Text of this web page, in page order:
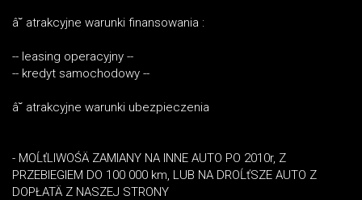
â˘ atrakcyjne warunki finansowania :
-- leasing operacyjny --
-- kredyt samochodowy --
â˘ atrakcyjne warunki ubezpieczenia
- MOĹťLIWOŚÄ ZAMIANY NA INNE AUTO PO 2010r, Z
PRZEBIEGIEM DO 100 000 km, LUB NA DROĹťSZE AUTO Z
DOPŁATÄ Z NASZEJ STRONY